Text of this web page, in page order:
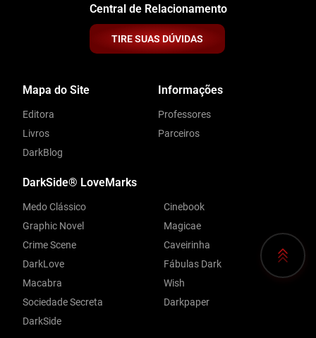
Central de Relacionamento
TIRE SUAS DÚVIDAS
Mapa do Site
Editora
Livros
DarkBlog
Informações
Professores
Parceiros
DarkSide® LoveMarks
Medo Clássico
Graphic Novel
Crime Scene
DarkLove
Macabra
Sociedade Secreta
DarkSide
Cinebook
Magicae
Caveirinha
Fábulas Dark
Wish
Darkpaper